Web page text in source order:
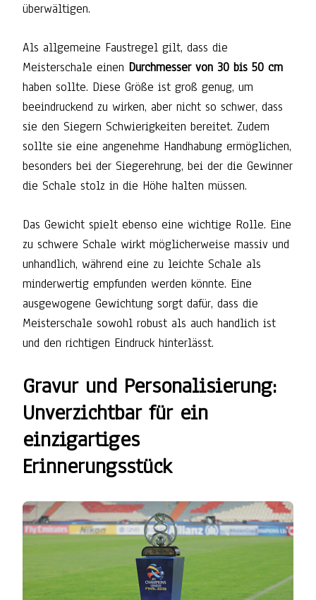
überwältigen.
Als allgemeine Faustregel gilt, dass die
Meisterschale einen Durchmesser von 30 bis 50 cm
haben sollte. Diese Größe ist groß genug, um
beeindruckend zu wirken, aber nicht so schwer, dass
sie den Siegern Schwierigkeiten bereitet. Zudem
sollte sie eine angenehme Handhabung ermöglichen,
besonders bei der Siegerehrung, bei der die Gewinner
die Schale stolz in die Höhe halten müssen.
Das Gewicht spielt ebenso eine wichtige Rolle. Eine
zu schwere Schale wirkt möglicherweise massiv und
unhandlich, während eine zu leichte Schale als
minderwertig empfunden werden könnte. Eine
ausgewogene Gewichtung sorgt dafür, dass die
Meisterschale sowohl robust als auch handlich ist
und den richtigen Eindruck hinterlässt.
Gravur und Personalisierung:
Unverzichtbar für ein
einzigartiges
Erinnerungsstück